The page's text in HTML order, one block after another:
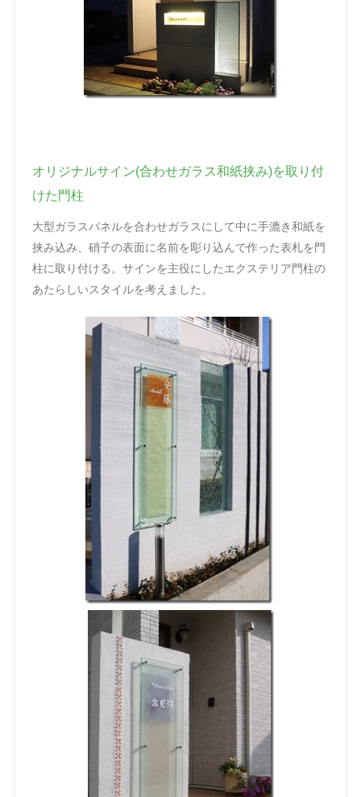
オリジナルサイン(合わせガラス和紙挟み)を取り付
けた門柱
大型ガラスパネルを合わせガラスにして中に手漉き和紙を
挟み込み、硝子の表面に名前を彫り込んで作った表札を門
柱に取り付ける。サインを主役にしたエクステリア門柱の
あたらしいスタイルを考えました。